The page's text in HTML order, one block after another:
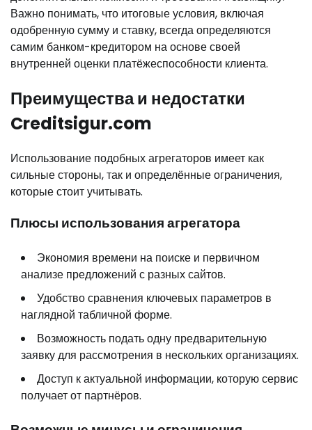
Важно понимать, что итоговые условия, включая
одобренную сумму и ставку, всегда определяются
самим банком-кредитором на основе своей
внутренней оценки платёжеспособности клиента.
Преимущества и недостатки
Creditsigur.com
Использование подобных агрегаторов имеет как
сильные стороны, так и определённые ограничения,
которые стоит учитывать.
Плюсы использования агрегатора
Экономия времени на поиске и первичном
анализе предложений с разных сайтов.
Удобство сравнения ключевых параметров в
наглядной табличной форме.
Возможность подать одну предварительную
заявку для рассмотрения в нескольких организациях.
Доступ к актуальной информации, которую сервис
получает от партнёров.